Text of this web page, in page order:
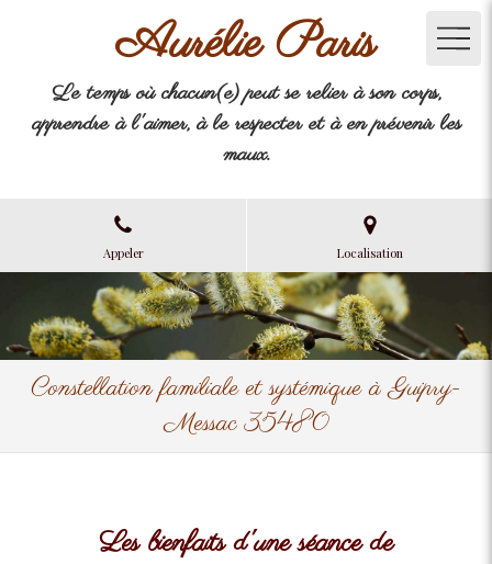
Aurélie Paris
Le temps où chacun(e) peut se relier à son corps,
apprendre à l'aimer, à le respecter et à en prévenir les
maux.
Appeler Localisation
Constellation familiale et systémique à Guipry-
Messac 35480
Les bienfaits d'une séance de